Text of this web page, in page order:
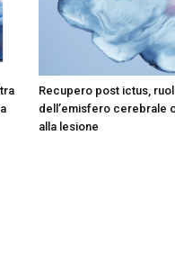
Recupero post ictus,
dell’emisfero cerebrale
alla lesione